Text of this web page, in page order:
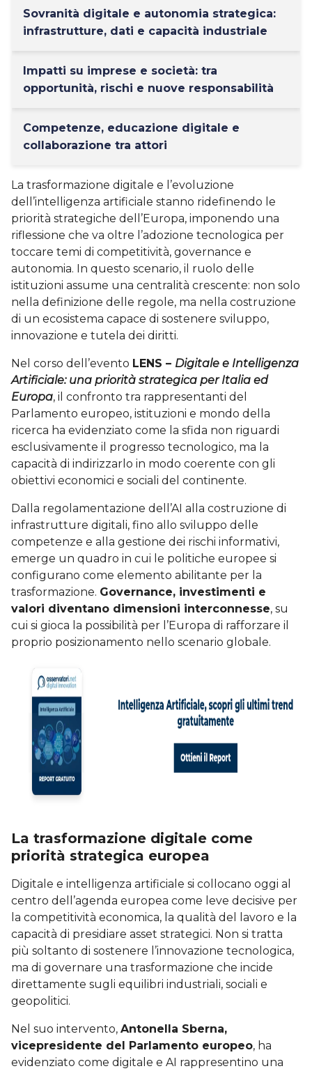
Sovranità digitale e autonomia strategica:
infrastrutture, dati e capacità industriale
Impatti su imprese e società: tra
opportunità, rischi e nuove responsabilità
Competenze, educazione digitale e
collaborazione tra attori
La trasformazione digitale e l’evoluzione
dell’intelligenza artificiale stanno ridefinendo le
priorità strategiche dell’Europa, imponendo una
riflessione che va oltre l’adozione tecnologica per
toccare temi di competitività, governance e
autonomia. In questo scenario, il ruolo delle
istituzioni assume una centralità crescente: non solo
nella definizione delle regole, ma nella costruzione
di un ecosistema capace di sostenere sviluppo,
innovazione e tutela dei diritti.
Nel corso dell’evento LENS – Digitale e Intelligenza
Artificiale: una priorità strategica per Italia ed
Europa, il confronto tra rappresentanti del
Parlamento europeo, istituzioni e mondo della
ricerca ha evidenziato come la sfida non riguardi
esclusivamente il progresso tecnologico, ma la
capacità di indirizzarlo in modo coerente con gli
obiettivi economici e sociali del continente.
Dalla regolamentazione dell’AI alla costruzione di
infrastrutture digitali, fino allo sviluppo delle
competenze e alla gestione dei rischi informativi,
emerge un quadro in cui le politiche europee si
configurano come elemento abilitante per la
trasformazione. Governance, investimenti e
valori diventano dimensioni interconnesse, su
cui si gioca la possibilità per l’Europa di rafforzare il
proprio posizionamento nello scenario globale.
La trasformazione digitale come
priorità strategica europea
Digitale e intelligenza artificiale si collocano oggi al
centro dell’agenda europea come leve decisive per
la competitività economica, la qualità del lavoro e la
capacità di presidiare asset strategici. Non si tratta
più soltanto di sostenere l’innovazione tecnologica,
ma di governare una trasformazione che incide
direttamente sugli equilibri industriali, sociali e
geopolitici.
Nel suo intervento, Antonella Sberna,
vicepresidente del Parlamento europeo, ha
evidenziato come digitale e AI rappresentino una